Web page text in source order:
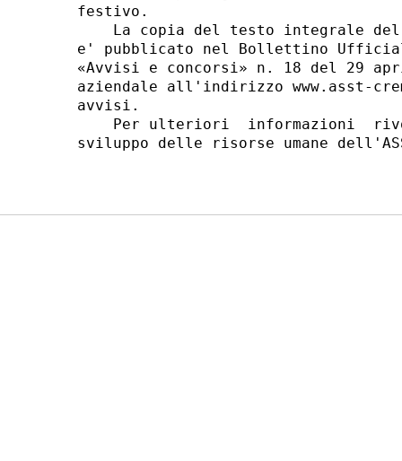
festivo.
La copia del testo integrale
e' pubblicato nel Bollettino
«Avvisi e concorsi» n. 18 del 29
aziendale all'indirizzo www.asst-
avvisi.
Per ulteriori  informazioni
sviluppo delle risorse umane